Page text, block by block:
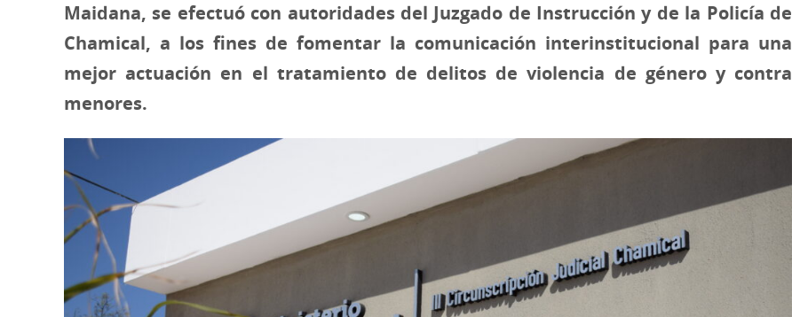
Maidana, se efectuó con autoridades del Juzgado de Instrucción y de la Policía de
Chamical, a los fines de fomentar la comunicación interinstitucional para una
mejor actuación en el tratamiento de delitos de violencia de género y contra
menores.